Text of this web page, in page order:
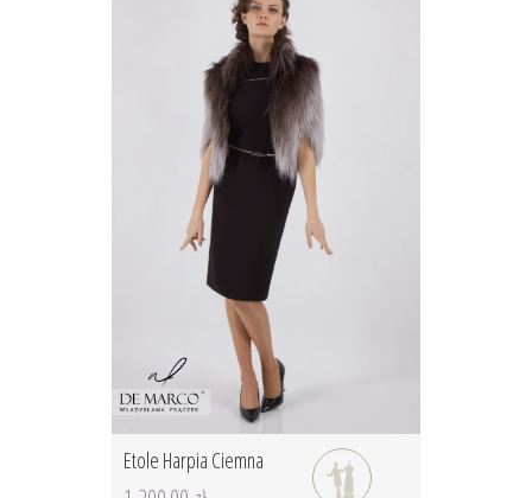
Etole Harpia Ciemna